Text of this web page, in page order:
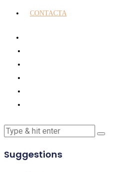
CONTACTA
Suggestions